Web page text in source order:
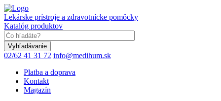
Skočiť
na
hlavný
obsah
Lekárske prístroje a zdravotnícke pomôcky
Katalóg produktov
02/62 41 31 72 info@medihum.sk
Platba a doprava
Kontakt
Magazín